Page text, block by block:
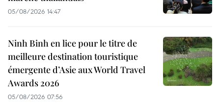
05/08/2026 14:47
Ninh Binh en lice pour le titre de
meilleure destination touristique
émergente d’Asie aux World Travel
Awards 2026
05/08/2026 07:56